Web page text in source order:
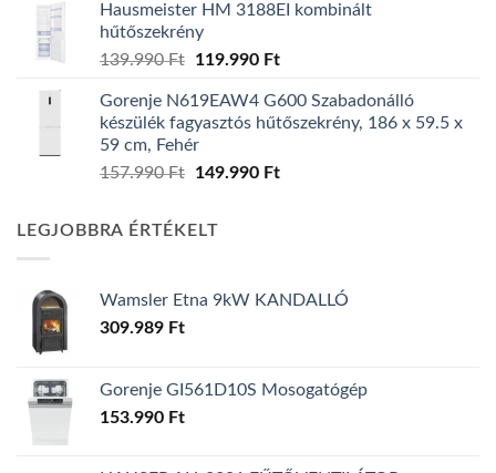
was:
139.990 Ft.
is:
Hausmeister HM 3188EI kombinált
hűtőszekrény
139.990Ft
Original
was:
139.990 Ft.
119.990 FtCurrent
is:
119.990 Ft.
Gorenje N619EAW4 G600 Szabadonálló
készülék fagyasztós hűtőszekrény, 186 x 59.5 x
59 cm, Fehér
157.990Ft
Original
157.990 Ft.
149.990 FtCurrent
LEGJOBBRA ÉRTÉKELT
Wamsler Etna 9kW KANDALLÓ
309.989 Ft
Gorenje GI561D10S Mosogatógép
153.990 Ft